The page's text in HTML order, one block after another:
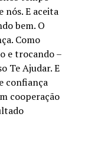
nós. E aceita
bem. O
Como
e trocando –
Te Ajudar. E
confiança
cooperação